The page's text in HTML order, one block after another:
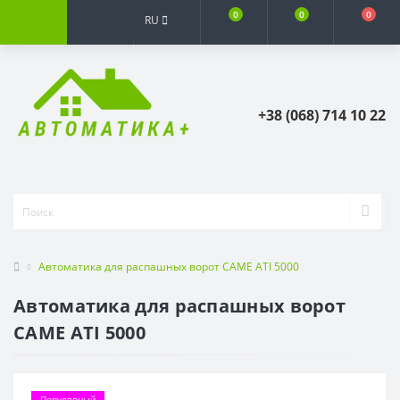
RU 0 0 0
+38 (068) 714 10 22
Автоматика для распашных ворот CAME ATI 5000
Автоматика для распашных ворот
CAME ATI 5000